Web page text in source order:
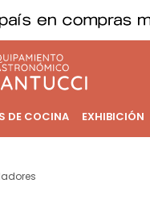
DE COCINA EXHIBICIÓN